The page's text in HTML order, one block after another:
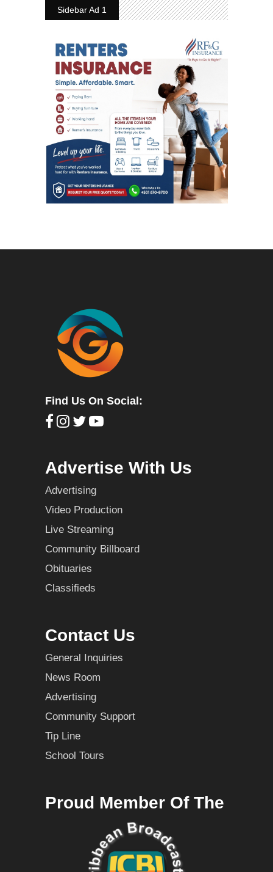
Sidebar Ad 1
Find Us On Social:
Advertise With Us
Advertising
Video Production
Live Streaming
Community Billboard
Obituaries
Classifieds
Contact Us
General Inquiries
News Room
Advertising
Community Support
Tip Line
School Tours
Proud Member Of The